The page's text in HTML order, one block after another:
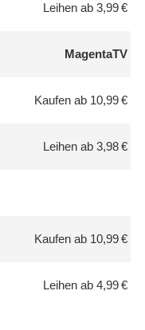
Leihen ab 3,99 €
MagentaTV
Kaufen ab 10,99 €
Leihen ab 3,98 €
Kaufen ab 10,99 €
Leihen ab 4,99 €